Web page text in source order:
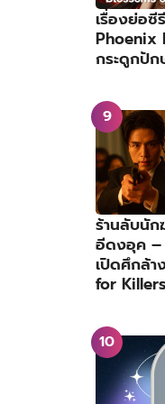
เรื่องย่อ
Phoenix
กระดูกปั
ร้านลับนัก
อีดงอุค –
เปิดศึกล้า
for